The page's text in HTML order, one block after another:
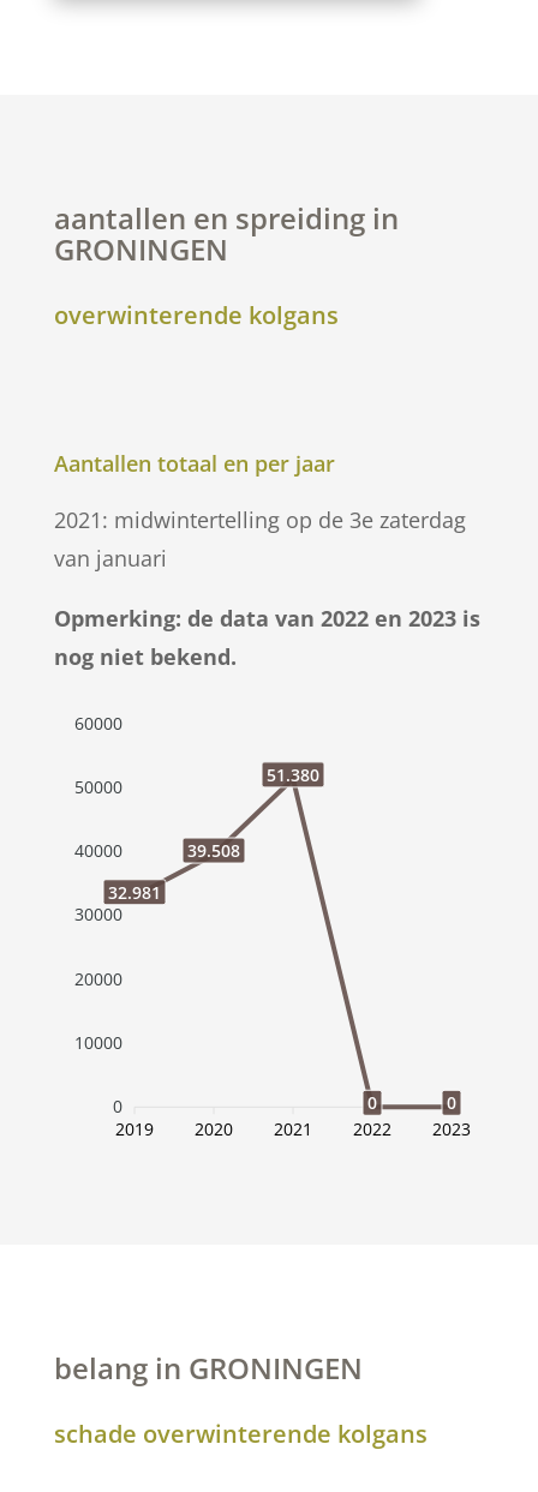
aantallen en spreiding in
GRONINGEN
overwinterende kolgans
Aantallen totaal en per jaar
2021: midwintertelling op de 3e zaterdag
van januari
Opmerking: de data van 2022 en 2023 is
nog niet bekend.
60000
50000
40000
30000
20000
10000
0
32.981
39.508
51.380
0
0
2019
2020 2021 2022 2023
belang in GRONINGEN
schade overwinterende kolgans